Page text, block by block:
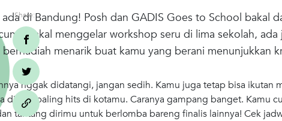
Share:
di Bandung! Posh dan GADIS Goes to School bakal
bakal menggelar workshop seru di lima sekolah, ada
menarik buat kamu yang berani menunjukkan
nggak didatangi, jangan sedih. Kamu juga tetap bisa ikutan
di mal paling hits di kotamu. Caranya gampang banget. Kamu
tantang dirimu untuk berlomba bareng finalis lainnya! Cek